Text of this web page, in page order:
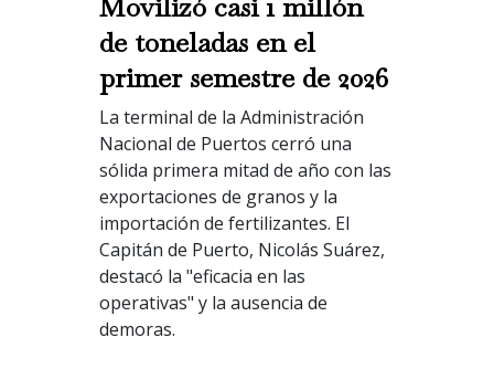
de toneladas en el
primer semestre de 2026
La terminal de la Administración
Nacional de Puertos cerró una
sólida primera mitad de año con las
exportaciones de granos y la
importación de fertilizantes. El
Capitán de Puerto, Nicolás Suárez,
destacó la "eficacia en las
operativas" y la ausencia de
demoras.